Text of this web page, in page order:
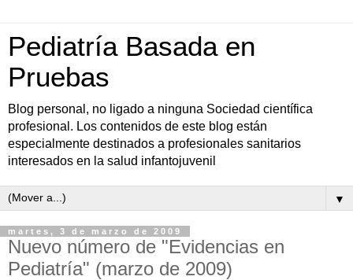
Pediatría Basada en
Pruebas
Blog personal, no ligado a ninguna Sociedad científica
profesional. Los contenidos de este blog están
especialmente destinados a profesionales sanitarios
interesados en la salud infantojuvenil
▼
martes, 3 de marzo de 2009
Nuevo número de "Evidencias en
Pediatría" (marzo de 2009)